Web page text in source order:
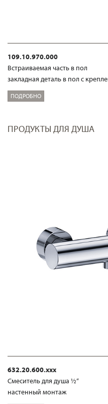
109.10.970.000
Встраиваемая часть в пол
закладная деталь в пол с
ПОДРОБНО
ПРОДУКТЫ ДЛЯ ДУША
632.20.600.xxx
Смеситель для душа ½“
настенный монтаж